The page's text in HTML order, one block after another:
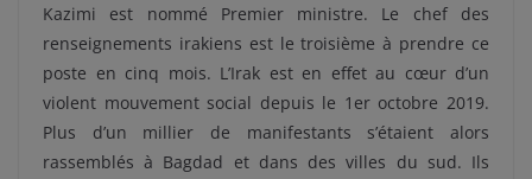
Kazimi est nommé Premier ministre. Le chef des
renseignements irakiens est le troisième à prendre ce
poste en cinq mois. L’Irak est en effet au cœur d’un
violent mouvement social depuis le 1er octobre 2019.
Plus d’un millier de manifestants s’étaient alors
rassemblés à Bagdad et dans des villes du sud. Ils